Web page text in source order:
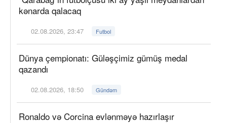
kənarda qalacaq
02.08.2026, 23:47 Futbol
Dünya çempionatı: Güləşçimiz gümüş medal
qazandı
02.08.2026, 18:50 Gündəm
Ronaldo və Corcina evlənməyə hazırlaşır